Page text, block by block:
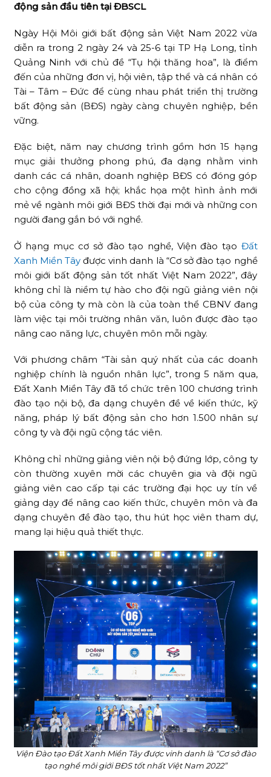
động sản đầu tiên tại ĐBSCL
Ngày Hội Môi giới bất động sản Việt Nam 2022 vừa
diễn ra trong 2 ngày 24 và 25-6 tại TP Hạ Long, tỉnh
Quảng Ninh với chủ đề “Tụ hội thăng hoa”, là điểm
đến của những đơn vị, hội viên, tập thể và cá nhân có
Tài – Tâm – Đức để cùng nhau phát triển thị trường
bất động sản (BĐS) ngày càng chuyên nghiệp, bền
vững.
Đặc biệt, năm nay chương trình gồm hơn 15 hạng
mục giải thưởng phong phú, đa dạng nhằm vinh
danh các cá nhân, doanh nghiệp BĐS có đóng góp
cho cộng đồng xã hội; khắc họa một hình ảnh mới
mẻ về ngành môi giới BĐS thời đại mới và những con
người đang gắn bó với nghề.
Ở hạng mục cơ sở đào tạo nghề, Viện đào tạo Đất
Xanh Miền Tâyđược vinh danh là “Cơ sở đào tạo nghề
môi giới bất động sản tốt nhất Việt Nam 2022”, đây
không chỉ là niềm tự hào cho đội ngũ giảng viên nội
bộ của công ty mà còn là của toàn thể CBNV đang
làm việc tại môi trường nhân văn, luôn được đào tạo
nâng cao năng lực, chuyên môn mỗi ngày.
Với phương châm “Tài sản quý nhất của các doanh
nghiệp chính là nguồn nhân lực”, trong 5 năm qua,
Đất Xanh Miền Tây đã tổ chức trên 100 chương trình
đào tạo nội bộ, đa dạng chuyên đề về kiến thức, kỹ
năng, pháp lý bất động sản cho hơn 1.500 nhân sự
công ty và đội ngũ cộng tác viên.
Không chỉ những giảng viên nội bộ đứng lớp, công ty
còn thường xuyên mời các chuyên gia và đội ngũ
giảng viên cao cấp tại các trường đại học uy tín về
giảng dạy để nâng cao kiến thức, chuyên môn và đa
dạng chuyên đề đào tạo, thu hút học viên tham dự,
mang lại hiệu quả thiết thực.
Viện Đào tạo Đất Xanh Miền Tây được vinh danh là “Cơ sở đào
tạo nghề môi giới BĐS tốt nhất Việt Nam 2022”